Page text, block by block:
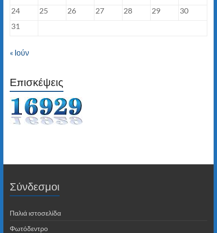
24
25 26 27 28 29
30
31
« Ιούν
Επισκέψεις
Σύνδεσμοι
Παλιά ιστοσελίδα
Φωτόδεντρο